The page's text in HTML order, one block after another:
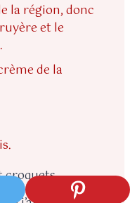
la région, donc
et le
de la
croquets.